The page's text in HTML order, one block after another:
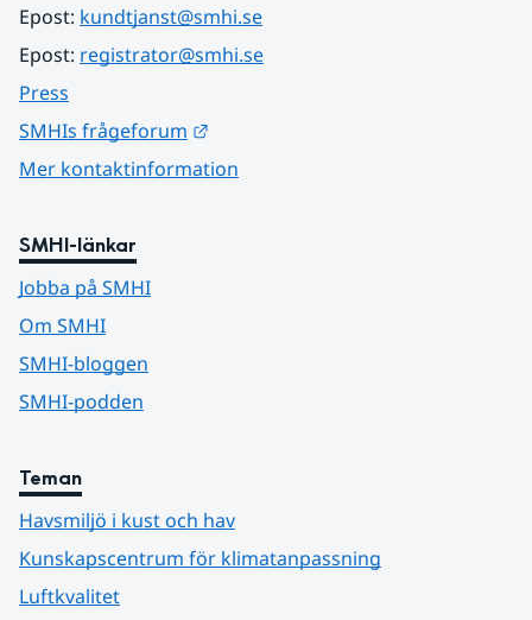
Epost: kundtjanst@smhi.se
Epost: registrator@smhi.se
Press
SMHIs frågeforum
Mer kontaktinformation
SMHI-länkar
Jobba på SMHI
Om SMHI
SMHI-bloggen
SMHI-podden
Teman
Havsmiljö i kust och hav
Kunskapscentrum för klimatanpassning
Luftkvalitet